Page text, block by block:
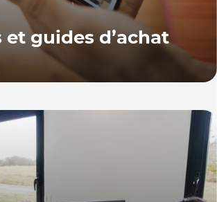
et guides d’achat